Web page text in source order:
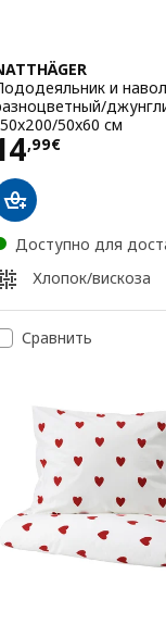
и
50x60 см
,99€14,99€
Доступно для
Хлопок/вискоза
Сравнить